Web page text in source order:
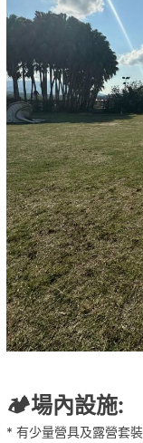
🏕️場內設施:
* 有少量營具及露營套